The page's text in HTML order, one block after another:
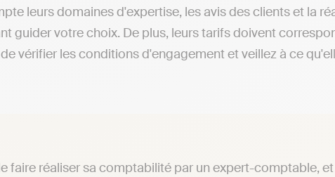
leurs domaines d'expertise, les avis des clients et la
guider votre choix. De plus, leurs tarifs doivent
vérifier les conditions d'engagement et veillez à ce
faire réaliser sa comptabilité par un expert-comptable,